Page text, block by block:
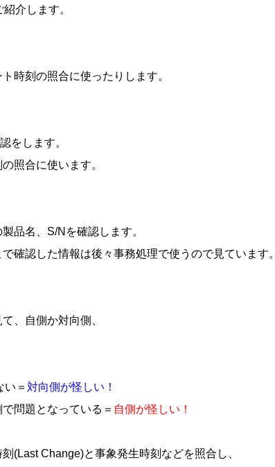
介します。
時刻の照合に使ったりします。
をします。
照合に使います。
品名、S/Nを確認します。
確認した情報は後々事務処理で使うので見ています。
、自側か対向側、
＝ 対向側が怪しい！
問題となっている＝ 自側が怪しい！
(Last Change)と事象発生時刻などを照合し、